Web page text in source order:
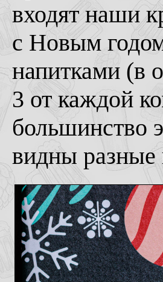
входят наши
с Новым
напитками (в
3 от каждой
большинство
видны разные